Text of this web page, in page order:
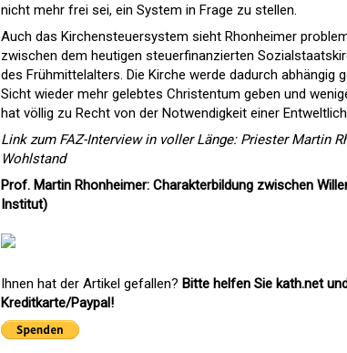
nicht mehr frei sei, ein System in Frage zu stellen.
Auch das Kirchensteuersystem sieht Rhonheimer
zwischen dem heutigen steuerfinanzierten
des Frühmittelalters. Die Kirche werde dadurch abhängig
Sicht wieder mehr gelebtes Christentum geben und
hat völlig zu Recht von der Notwendigkeit einer
Link zum FAZ-Interview in voller Länge: Priester Martin
Wohlstand
Prof. Martin Rhonheimer: Charakterbildung zwischen
Institut)
Ihnen hat der Artikel gefallen? Bitte helfen Sie kath.net
Kreditkarte/Paypal!